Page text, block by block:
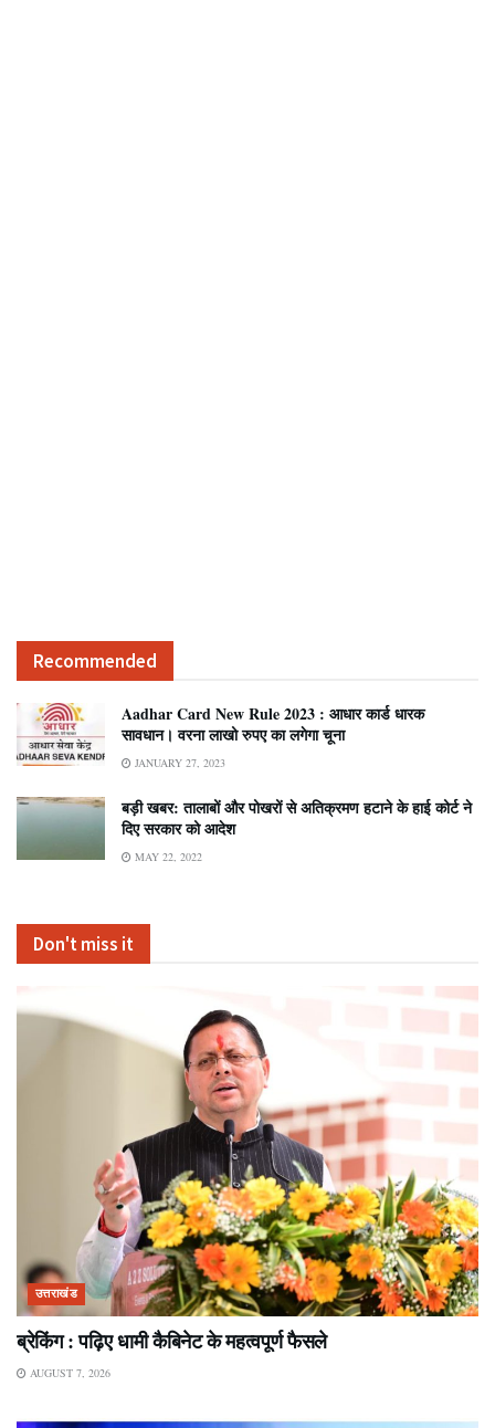
Recommended
Aadhar Card New Rule 2023 : आधार कार्ड धारक
सावधान। वरना लाखो रुपए का लगेगा चूना
JANUARY 27, 2023
बड़ी खबर: तालाबों और पोखरों से अतिक्रमण हटाने के हाई कोर्ट ने
दिए सरकार को आदेश
MAY 22, 2022
Don't miss it
उत्तराखंड
ब्रेकिंग : पढ़िए धामी कैबिनेट के महत्वपूर्ण फैसले
AUGUST 7, 2026